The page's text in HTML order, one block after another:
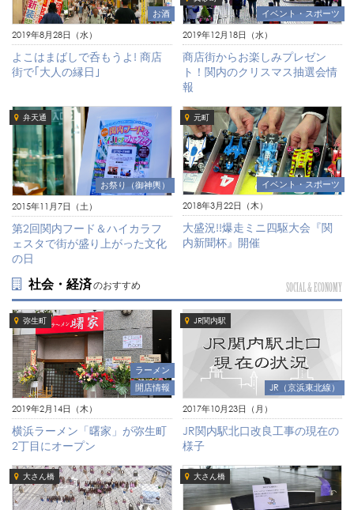
お酒
2019年8月28日（水）
よこはまばしで呑もうよ! 商店
街で｢大人の縁日｣
イベント・スポーツ
2019年12月18日（水）
商店街からお楽しみプレゼン
ト！関内のクリスマス抽選会情
報
弁天通
お祭り（御神輿）
2015年11月7日（土）
第2回関内フード＆ハイカラフ
ェスタで街が盛り上がった文化
の日
元町
イベント・スポーツ
2018年3月22日（木）
大盛況!!爆走ミニ四駆大会『関
内新聞杯』開催
社会・経済のおすすめ SOCIAL & ECONOMY
弥生町
ラーメン
開店情報
2019年2月14日（木）
横浜ラーメン「曙家」が弥生町
2丁目にオープン
JR関内駅
JR（京浜東北線）
2017年10月23日（月）
JR関内駅北口改良工事の現在の
様子
大さん橋 大さん橋